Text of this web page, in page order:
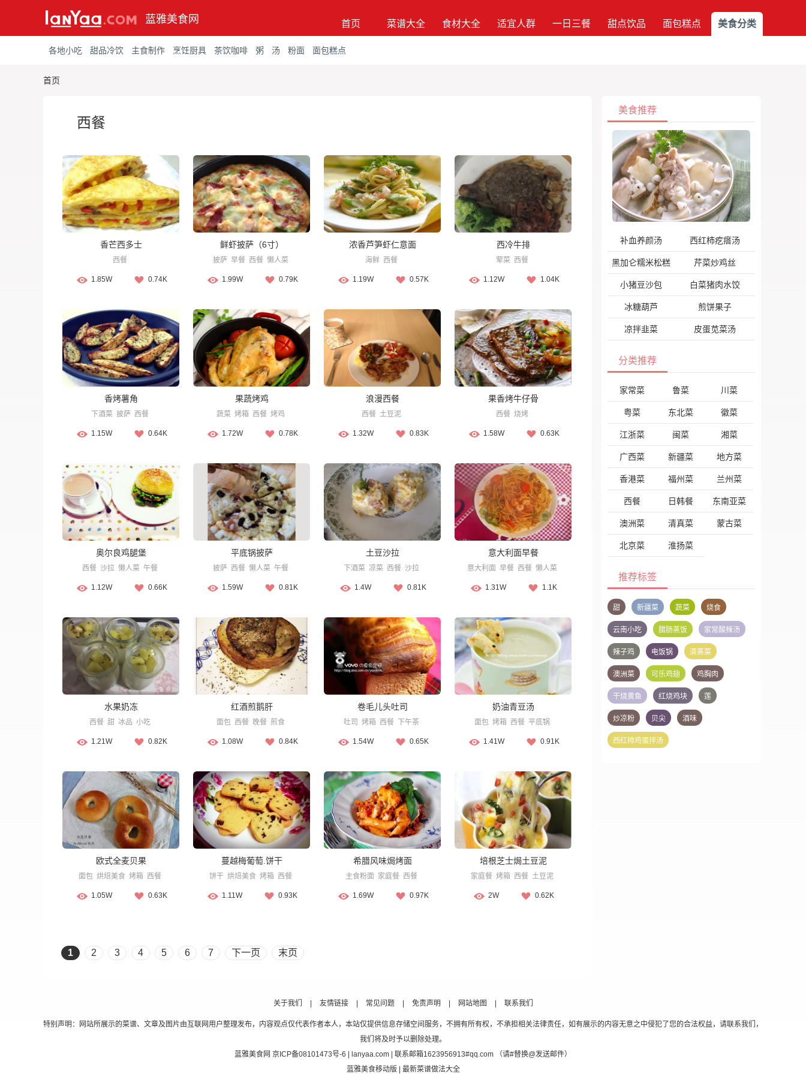
蓝雅美食网 首页 菜谱大全 食材大全 适宜人群 一日三餐 甜点饮品 面包糕点 美食分类
各地小吃 甜品冷饮 主食制作 烹饪厨具 茶饮咖啡 粥 汤 粉面 面包糕点
首页
西餐
香芒西多士
西餐
1.85W 0.74K
鲜虾披萨（6寸）
披萨 早餐 西餐 懒人菜
1.99W 0.79K
浓香芦笋虾仁意面
海鲜 西餐
1.19W 0.57K
西冷牛排
荤菜 西餐
1.12W 1.04K
香烤薯角
下酒菜 披萨 西餐
1.15W 0.64K
果蔬烤鸡
蔬菜 烤箱 西餐 烤鸡
1.72W 0.78K
浪漫西餐
西餐 土豆泥
1.32W 0.83K
果香烤牛仔骨
西餐 烧烤
1.58W 0.63K
奥尔良鸡腿堡
西餐 沙拉 懒人菜 午餐
1.12W 0.66K
平底锅披萨
披萨 西餐 懒人菜 午餐
1.59W 0.81K
土豆沙拉
下酒菜 凉菜 西餐 沙拉
1.4W 0.81K
意大利面早餐
意大利面 早餐 西餐 懒人菜
1.31W 1.1K
水果奶冻
西餐 甜 冰品 小吃
1.21W 0.82K
红酒煎鹅肝
面包 西餐 晚餐 煎食
1.08W 0.84K
卷毛儿头吐司
吐司 烤箱 西餐 下午茶
1.54W 0.65K
奶油青豆汤
面包 烤箱 西餐 平底锅
1.41W 0.91K
欧式全麦贝果
面包 烘焙美食 烤箱 西餐
1.05W 0.63K
蔓越梅葡萄.饼干
饼干 烘焙美食 烤箱 西餐
1.11W 0.93K
希腊风味焗烤面
主食粉面 家庭餐 西餐
1.69W 0.97K
培根芝士焗土豆泥
家庭餐 烤箱 西餐 土豆泥
2W 0.62K
1 2 3 4 5 6 7 下一页 末页
美食推荐
补血养颜汤 西红柿疙瘩汤
黑加仑糯米松糕 芹菜炒鸡丝
小猪豆沙包 白菜猪肉水饺
冰糖葫芦 煎饼果子
凉拌韭菜 皮蛋苋菜汤
分类推荐
家常菜 鲁菜 川菜
粤菜 东北菜 徽菜
江浙菜 闽菜 湘菜
广西菜 新疆菜 地方菜
香港菜 福州菜 兰州菜
西餐 日韩餐 东南亚菜
澳洲菜 清真菜 蒙古菜
北京菜 淮扬菜
推荐标签
甜 新疆菜 蔬菜 烧食
云南小吃 腊肠蒸饭 家常酸辣汤
辣子鸡 电饭锅 清蒸菜
澳洲菜 可乐鸡翅 鸡胸肉
干烧黄鱼 红烧鸡块 莲
炒凉粉 贝尖 酒味
西红柿鸡蛋拌汤
关于我们 友情链接 常见问题 免责声明 网站地图 联系我们
特别声明：网站所展示的菜谱、文章及图片由互联网用户整理发布，内容观点仅代表作者本人，本站仅提供信息存储空间服务，不拥有所有权，不承担相关法律责任，如有展示的内容无意之中侵犯了您的合法权益，请联系我们，
我们将及时予以删除处理。
蓝雅美食网 京ICP备08101473号-6 | lanyaa.com | 联系邮箱1623956913#qq.com （请#替换@发送邮件）
蓝雅美食移动版 | 最新菜谱做法大全